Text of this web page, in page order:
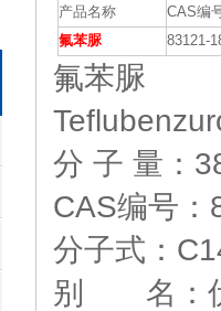
产品名称
CAS编
氟苯脲
83121-
氟苯脲
分 子 量：
CAS编号
分子式：
别 名：伏